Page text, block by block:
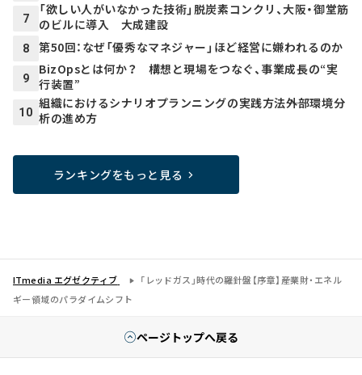
7
「欲しい人がいなかった技術」脱炭素コンクリ、大阪・御堂筋
のビルに導入 大成建設
8 第50回：なぜ「優秀なマネジャー」ほど経営に嫌われるのか
9
BizOpsとは何か？ 構想と現場をつなぐ、事業成長の“実
行装置”
10
組織におけるシナリオプランニングの実践方法――外部環境分
析の進め方
ランキングをもっと見る
ITmedia エグゼクティブ
「レッドガス」時代の羅針盤【序章】――産業財・エネル
ギー領域のパラダイムシフト
ページトップへ戻る